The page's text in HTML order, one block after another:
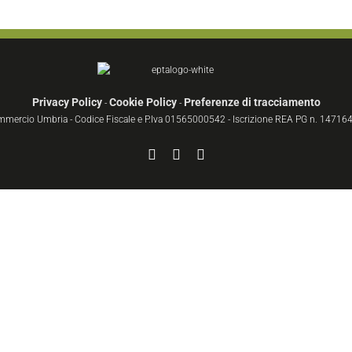
Privacy Policy- Cookie Policy- Preferenze di tracciamento
Umbria - Codice Fiscale e P.Iva 01565000542 - Iscrizione REA PG n.
FacebookYouTube